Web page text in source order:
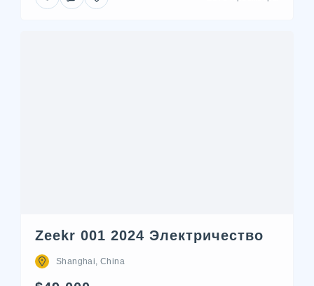
Zeekr 001 2024 Электричество
Shanghai, China